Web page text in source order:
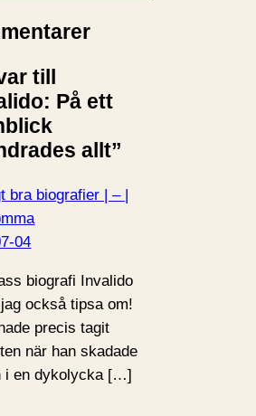
till
På ett
allt”
bra biografier | – |
04
biografi Invalido
också tipsa om!
precis tagit
när han skadade
i en dykolycka […]